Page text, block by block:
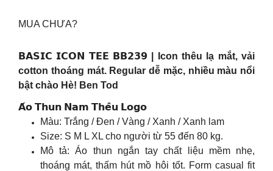
MUA CHƯA?
𝗕𝗔𝗦𝗜𝗖 𝗜𝗖𝗢𝗡 𝗧𝗘𝗘 𝗕𝗕𝟮𝟯𝟵 | Icon thêu lạ mắt, vải
cotton thoáng mát. Regular dễ mặc, nhiều màu nổi
bật chào Hè! Ben Tod
𝗔́𝗼 𝗧𝗵𝘂𝗻 𝗡𝗮𝗺 𝗧𝗵𝗲̂𝘂 𝗟𝗼𝗴𝗼
Màu: Trắng / Đen / Vàng / Xanh / Xanh lam
Size: S M L XL cho người từ 55 đến 80 kg.
Mô tả: Áo thun ngắn tay chất liệu mềm nhẹ,
thoáng mát, thấm hút mồ hôi tốt. Form casual fit